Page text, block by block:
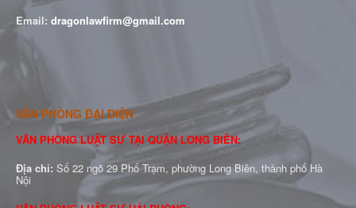
Email: dragonlawfirm@gmail.com
VĂN PHÒNG ĐẠI DIỆN
VĂN PHÒNG LUẬT SƯ TẠI QUẬN LONG BIÊN:
Địa chỉ: Số 22 ngõ 29 Phố Trạm, phường Long Biên, thành phố Hà
Nội